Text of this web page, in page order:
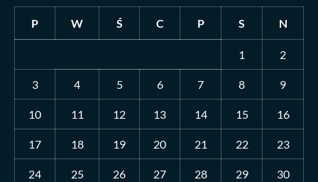
P W Ś C P S N
1 2
3 4 5 6 7 8 9
10 11 12 13 14 15 16
17 18 19 20 21 22 23
24 25 26 27 28 29 30